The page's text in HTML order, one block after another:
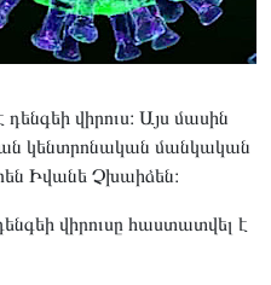
վիրուս։ Այս մասին
կենտրոնական մանկական
Իվանե Չխաիձեն։
վիրուսը հաստատվել է